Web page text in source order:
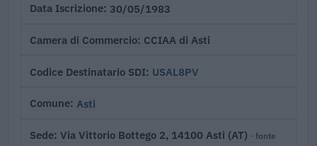
Data Iscrizione 30/05/1983
Camera di Commercio CCIAA di Asti
Codice Destinatario SDI USAL8PV
Comune Asti
Sede Via Vittorio Bottego 2, 14100 Asti (AT) · fonte